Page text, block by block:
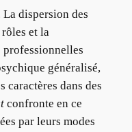
La dispersion des
et la
généralisé,
caractères dans des
confronte en ce
par leurs modes